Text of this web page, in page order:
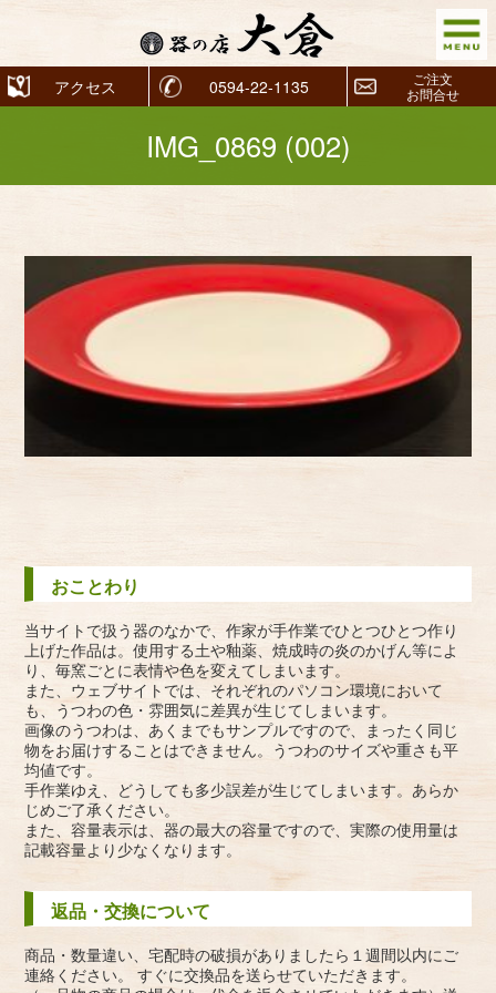
アクセス 0594-22-1135
ご注文
お問合せ
IMG_0869 (002)
おことわり
当サイトで扱う器のなかで、作家が手作業でひとつひとつ作り
上げた作品は。使用する土や釉薬、焼成時の炎のかげん等によ
り、毎窯ごとに表情や色を変えてしまいます。
また、ウェブサイトでは、それぞれのパソコン環境において
も、うつわの色・雰囲気に差異が生じてしまいます。
画像のうつわは、あくまでもサンプルですので、まったく同じ
物をお届けすることはできません。うつわのサイズや重さも平
均値です。
手作業ゆえ、どうしても多少誤差が生じてしまいます。あらか
じめご了承ください。
また、容量表示は、器の最大の容量ですので、実際の使用量は
記載容量より少なくなります。
返品・交換について
商品・数量違い、宅配時の破損がありましたら１週間以内にご
連絡ください。 すぐに交換品を送らせていただきます。